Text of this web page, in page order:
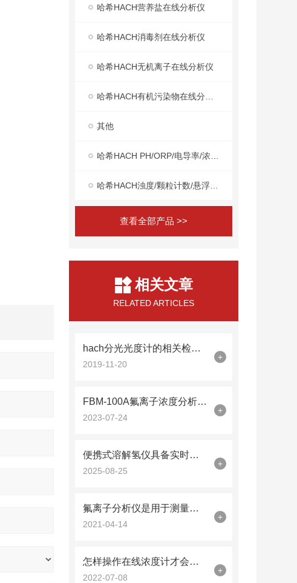
哈希HACH营养盐在线分析仪
哈希HACH消毒剂在线分析仪
哈希HACH无机离子在线分析仪
其他
查看全部产品 >>
相关文章
RELATED ARTICLES
hach分光光度计的相关检验事项解析
2019-11-20
+
FBM-100A氟离子浓度分析仪的基础知识，一篇搞定
2023-07-24
+
便携式溶解氢仪具备实时监测功能
2025-08-25
+
氟离子分析仪是用于测量氟离子的在线监测仪
2021-04-14
+
怎样操作在线浓度计才会更安全
2022-07-08
+